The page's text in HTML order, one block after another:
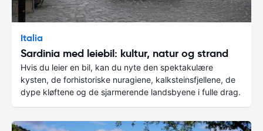
Italia
Sardinia med leiebil: kultur, natur og strand
Hvis du leier en bil, kan du nyte den spektakulære
kysten, de forhistoriske nuragiene, kalksteinsfjellene, de
dype kløftene og de sjarmerende landsbyene i fulle drag.